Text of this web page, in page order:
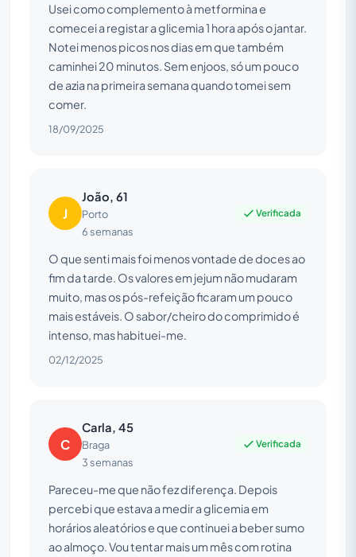
Usei como complemento à metformina e
comecei a registar a glicemia 1 hora após o jantar.
Notei menos picos nos dias em que também
caminhei 20 minutos. Sem enjoos, só um pouco
de azia na primeira semana quando tomei sem
comer.
18/09/2025
J
João, 61
Porto
6 semanas
Verificada
O que senti mais foi menos vontade de doces ao
fim da tarde. Os valores em jejum não mudaram
muito, mas os pós-refeição ficaram um pouco
mais estáveis. O sabor/cheiro do comprimido é
intenso, mas habituei-me.
02/12/2025
C
Carla, 45
Braga
3 semanas
Verificada
Pareceu-me que não fez diferença. Depois
percebi que estava a medir a glicemia em
horários aleatórios e que continuei a beber sumo
ao almoço. Vou tentar mais um mês com rotina